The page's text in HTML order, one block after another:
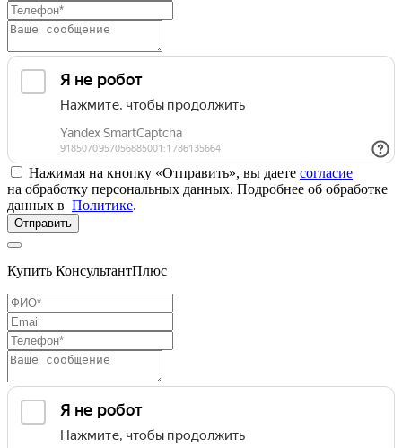
Нажимая на кнопку «Отправить», вы даете согласие
на обработку персональных данных. Подробнее об обработке
данных в Политике.
Отправить
Купить КонсультантПлюс